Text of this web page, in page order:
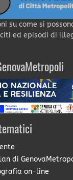
su come si
ed episodi di
di
on-line